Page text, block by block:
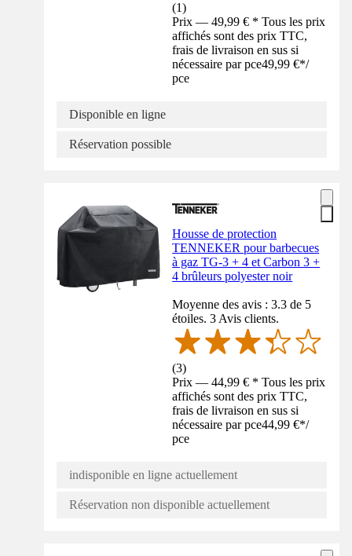
(1)
Prix — 49,99 € * Tous les prix
affichés sont des prix TTC,
frais de livraison en sus si
nécessaire par pce49,99 €*/
pce
Disponible en ligne
Réservation possible
Housse de protection
TENNEKER pour barbecues
à gaz TG-3 + 4 et Carbon 3 +
4 brûleurs polyester noir
Moyenne des avis : 3.3 de 5
étoiles. 3 Avis clients.
(3)
Prix — 44,99 € * Tous les prix
affichés sont des prix TTC,
frais de livraison en sus si
nécessaire par pce44,99 €*/
pce
indisponible en ligne actuellement
Réservation non disponible actuellement